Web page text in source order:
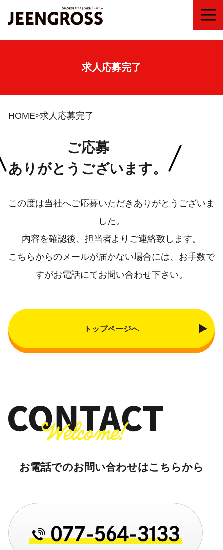
求人応募完了
HOME 求人応募完了
ご応募
ありがとうございます。
この度は当社へご応募いただきありがとうございま
した。
内容を確認後、担当者よりご連絡致します。
こちらからのメールが届かない場合には、お手数で
すがお電話にてお問い合わせ下さい。
トップページへ
お電話でのお問い合わせはこちらから